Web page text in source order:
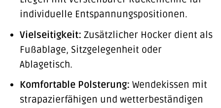
individuelle Entspannungspositionen.
Vielseitigkeit: Zusätzlicher Hocker dient als
Fußablage, Sitzgelegenheit oder
Ablagetisch.
Komfortable Polsterung: Wendekissen mit
strapazierfähigen und wetterbeständigen